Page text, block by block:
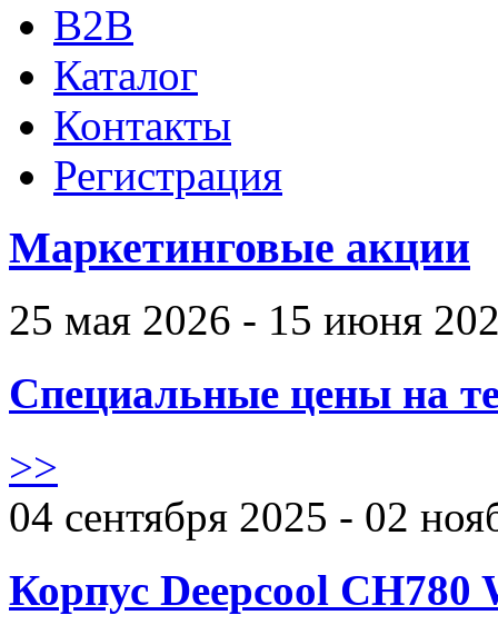
B2B
Каталог
Контакты
Регистрация
Маркетинговые акции
25 мая 2026 - 15 июня
Специальные цены на
>>
04 сентября 2025 - 02
Корпус Deepcool CH780